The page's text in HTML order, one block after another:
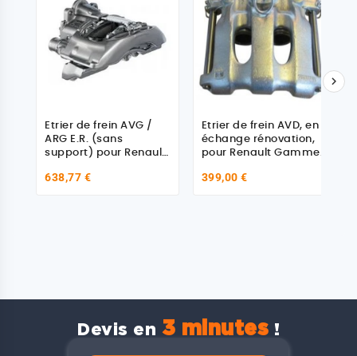
Etrier de frein AVG /
ARG E.R. (sans
support) pour Renault
638,77 €
Etrier de frein AVD, en
échange rénovation,
pour Renault Gamme
399,00 €

Devis en 3 minutes !